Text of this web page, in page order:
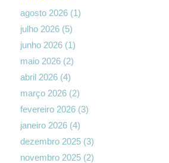
agosto 2026(1)
julho 2026(5)
junho 2026(1)
maio 2026(2)
abril 2026(4)
março 2026(2)
fevereiro 2026(3)
janeiro 2026(4)
dezembro 2025(3)
novembro 2025(2)